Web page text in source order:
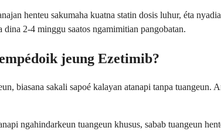
henteu sakumaha kuatna statin dosis luhur, éta
2-4 minggu saatos ngamimitian pangobatan.
jeung Ezetimib?
biasana sakali sapoé kalayan atanapi tanpa
ngahindarkeun tuangeun khusus, sabab tuangeun